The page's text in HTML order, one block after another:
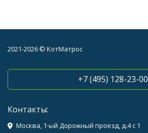
2021-2026 © КотМатрос
+7 (495) 128-23-00
Контакты:
Москва, 1-ый Дорожный проезд, д.4 с 1